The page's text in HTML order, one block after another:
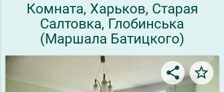
Комната, Харьков, Старая
Салтовка, Глобинська
(Маршала Батицкого)
share star_border